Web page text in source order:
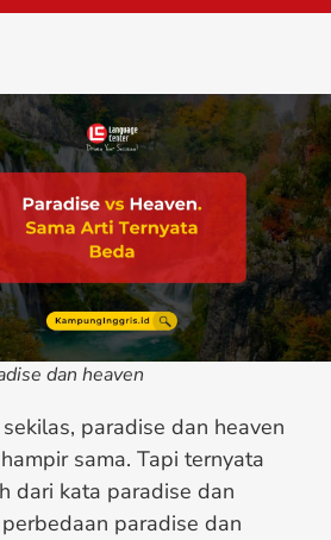
dan heaven
paradise dan heaven
sama. Tapi ternyata
dari kata paradise dan
paradise dan